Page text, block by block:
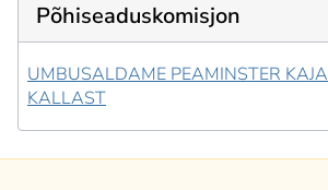
Põhiseaduskomisjon
UMBUSALDAME PEAMINSTER KAJA
KALLAST